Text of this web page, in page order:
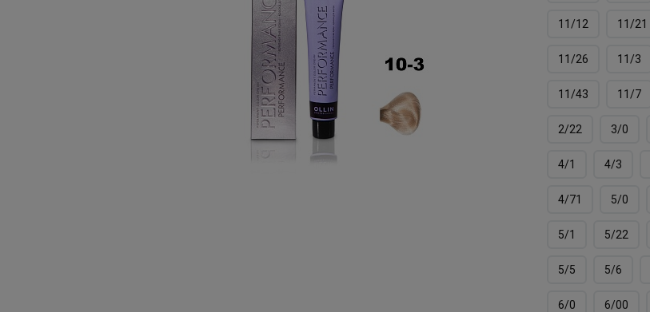
11/12 11/21
11/26 11/3
11/43 11/7
2/22 3/0
4/1 4/3
4/71 5/0
5/1 5/22
5/5 5/6
6/0 6/00